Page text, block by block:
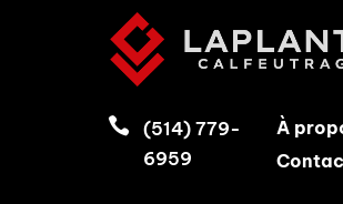

(514) 779-
6959
À